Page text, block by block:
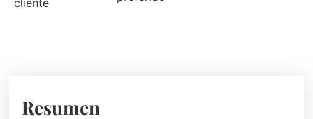
cliente
Resumen